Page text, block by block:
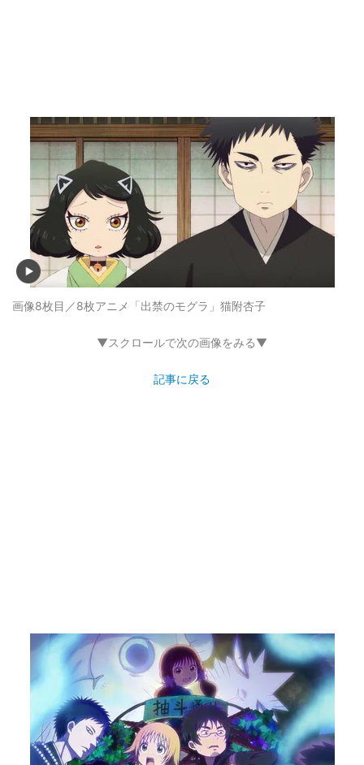
画像8枚目／8枚アニメ「出禁のモグラ」猫附杏子
▼スクロールで次の画像をみる▼
記事に戻る